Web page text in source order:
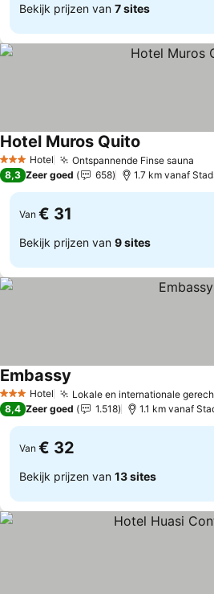
Bekijk prijzen van 7 sites
3 SterrenHotel Ontspannende Finse sauna
Hotel Muros Quito
8,3 Zeer goed 658 1.7 km vanaf
Van € 31
Bekijk prijzen van 9 sites
3 SterrenHotel Lokale en internationale
Embassy
8,4 Zeer goed 1.518 1.1 km vanaf
Van € 32
Bekijk prijzen van 13 sites